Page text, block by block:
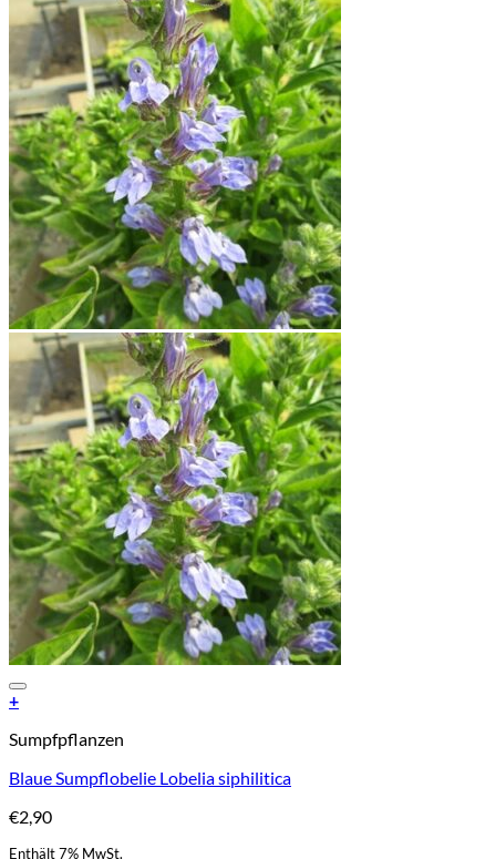
+
Sumpfpflanzen
Blaue Sumpflobelie Lobelia siphilitica
€2,90
Enthält 7% MwSt.